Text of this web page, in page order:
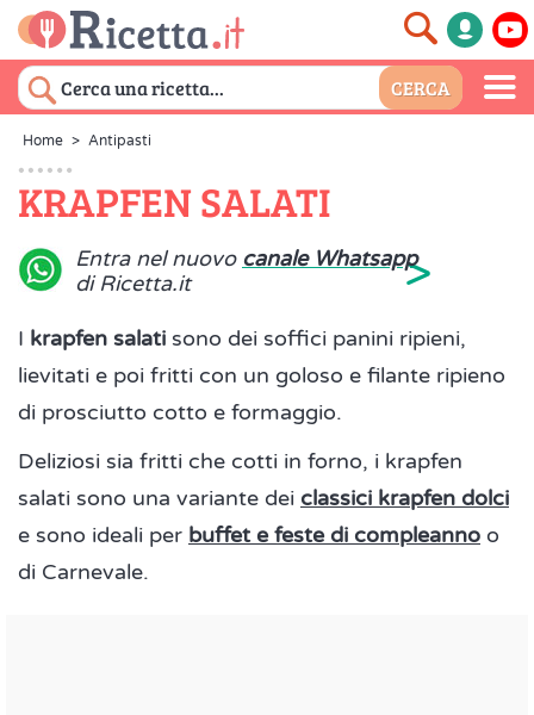
Home > Antipasti
KRAPFEN SALATI
Entra nel nuovo canale Whatsapp
di Ricetta.it
>
I krapfen salati sono dei soffici panini ripieni,
lievitati e poi fritti con un goloso e filante ripieno
di prosciutto cotto e formaggio.
Deliziosi sia fritti che cotti in forno, i krapfen
salati sono una variante dei classici krapfen dolci
e sono ideali per buffet e feste di compleanno o
di Carnevale.